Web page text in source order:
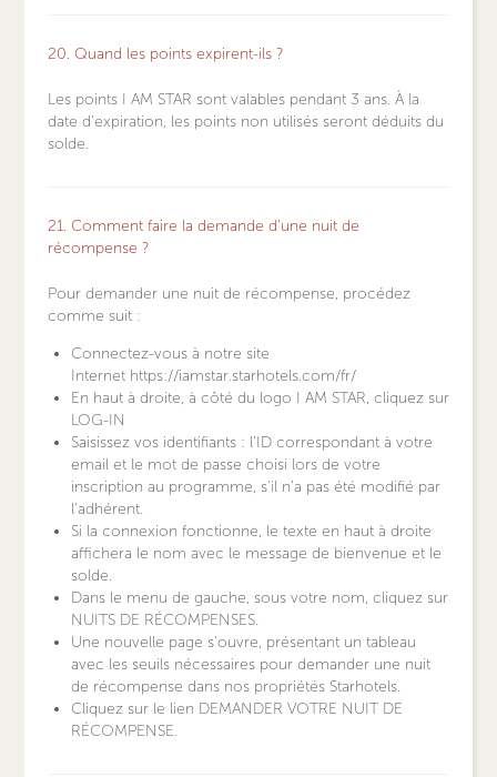
20. Quand les points expirent-ils ?
Les points I AM STAR sont valables pendant 3 ans. À la
date d'expiration, les points non utilisés seront déduits du
solde.
21. Comment faire la demande d'une nuit de
récompense ?
Pour demander une nuit de récompense, procédez
comme suit :
Connectez-vous à notre site
Internet https://iamstar.starhotels.com/fr/
En haut à droite, à côté du logo I AM STAR, cliquez sur
LOG-IN
Saisissez vos identifiants : l'ID correspondant à votre
email et le mot de passe choisi lors de votre
inscription au programme, s'il n'a pas été modifié par
l'adhérent.
Si la connexion fonctionne, le texte en haut à droite
affichera le nom avec le message de bienvenue et le
solde.
Dans le menu de gauche, sous votre nom, cliquez sur
NUITS DE RÉCOMPENSES.
Une nouvelle page s'ouvre, présentant un tableau
avec les seuils nécessaires pour demander une nuit
de récompense dans nos propriétés Starhotels.
Cliquez sur le lien DEMANDER VOTRE NUIT DE
RÉCOMPENSE.